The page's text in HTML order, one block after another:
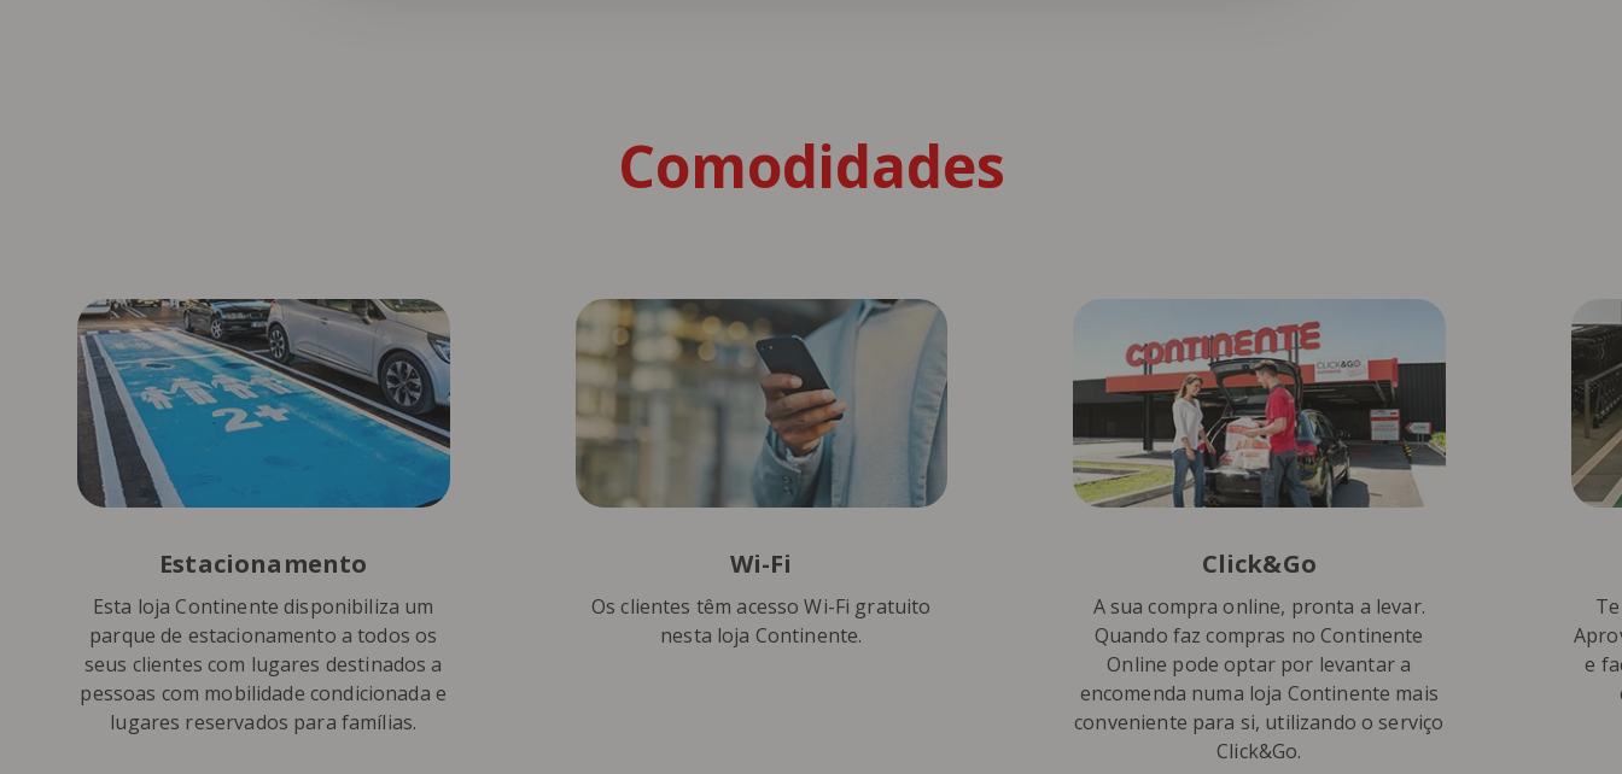
Comodidades
Estacionamento
Esta loja Continente disponibiliza um
parque de estacionamento a todos os
seus clientes com lugares destinados a
pessoas com mobilidade condicionada e
lugares reservados para famílias.
Wi-Fi
Os clientes têm acesso Wi-Fi gratuito
nesta loja Continente.
Click&Go
A sua compra online, pronta a levar.
Quando faz compras no Continente
Online pode optar por levantar a
encomenda numa loja Continente mais
conveniente para si, utilizando o serviço
Click&Go.
e